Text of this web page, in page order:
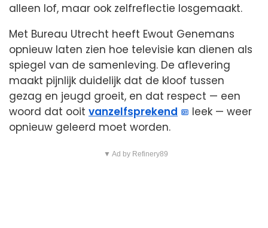
alleen lof, maar ook zelfreflectie losgemaakt.
Met Bureau Utrecht heeft Ewout Genemans
opnieuw laten zien hoe televisie kan dienen als
spiegel van de samenleving. De aflevering
maakt pijnlijk duidelijk dat de kloof tussen
gezag en jeugd groeit, en dat respect — een
woord dat ooit vanzelfsprekend
leek — weer
opnieuw geleerd moet worden.
▼ Ad by Refinery89